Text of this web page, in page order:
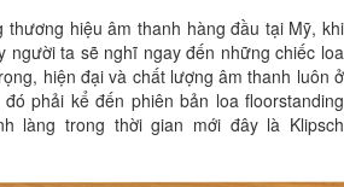
thương hiệu âm thanh hàng đầu tại Mỹ, khi
người ta sẽ nghĩ ngay đến những chiếc loa
hiện đại và chất lượng âm thanh luôn ở
phải kể đến phiên bản loa floorstanding
làng trong thời gian mới đây là Klipsch